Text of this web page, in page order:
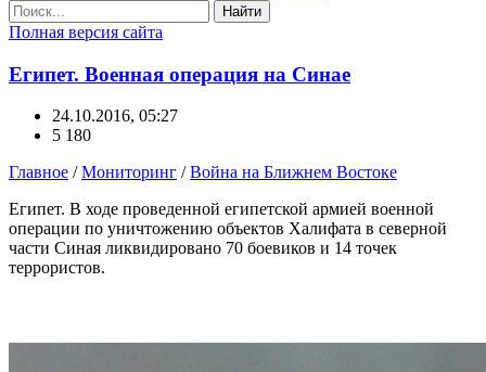
Найти
Полная версия сайта
Египет. Военная операция на Синае
24.10.2016, 05:27
5 180
Главное /Мониторинг /Война на Ближнем Востоке
Египет. В ходе проведенной египетской армией военной
операции по уничтожению объектов Халифата в северной
части Синая ликвидировано 70 боевиков и 14 точек
террористов.